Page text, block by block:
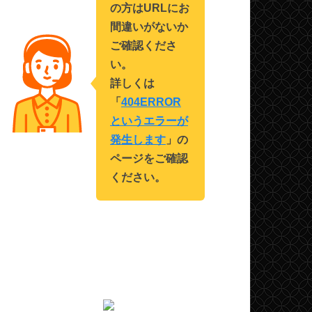
の方はURLにお
間違いがないか
ご確認くださ
い。
詳しくは
「 404ERROR
というエラーが
発生します 」の
ページをご確認
ください。